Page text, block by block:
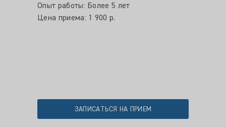
Опыт работы: Более 5 лет
Цена приема: 1 900 р.
ЗАПИСАТЬСЯ НА ПРИЕМ